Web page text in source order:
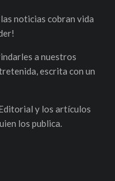
noticias cobran vida
a nuestros
escrita con un
y los artículos
los publica.